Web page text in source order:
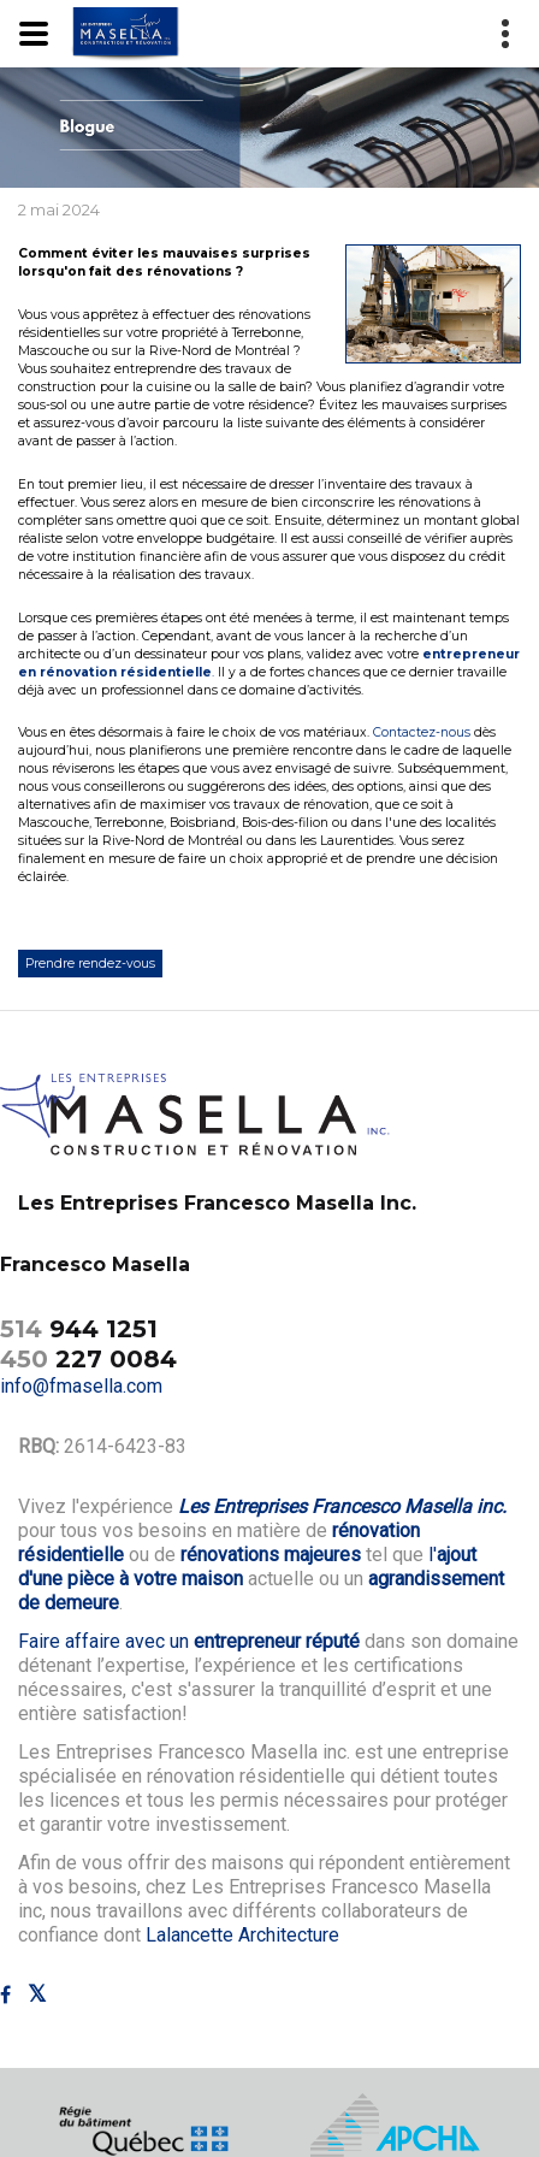
2 mai 2024
Comment éviter les mauvaises surprises
lorsqu'on fait des rénovations ?
Vous vous apprêtez à effectuer des rénovations
résidentielles sur votre propriété à Terrebonne,
Mascouche ou sur la Rive-Nord de Montréal ?
Vous souhaitez entreprendre des travaux de
construction pour la cuisine ou la salle de bain? Vous planifiez d’agrandir votre
sous-sol ou une autre partie de votre résidence? Évitez les mauvaises surprises
et assurez-vous d’avoir parcouru la liste suivante des éléments à considérer
avant de passer à l’action.
En tout premier lieu, il est nécessaire de dresser l’inventaire des travaux à
effectuer. Vous serez alors en mesure de bien circonscrire les rénovations à
compléter sans omettre quoi que ce soit. Ensuite, déterminez un montant global
réaliste selon votre enveloppe budgétaire. Il est aussi conseillé de vérifier auprès
de votre institution financière afin de vous assurer que vous disposez du crédit
nécessaire à la réalisation des travaux.
Lorsque ces premières étapes ont été menées à terme, il est maintenant temps
de passer à l’action. Cependant, avant de vous lancer à la recherche d’un
architecte ou d’un dessinateur pour vos plans, validez avec votre entrepreneur
en rénovation résidentielle Il y a de fortes chances que ce dernier travaille
déjà avec un professionnel dans ce domaine d’activités.
Vous en êtes désormais à faire le choix de vos matériaux. Contactez-nous dès
aujourd’hui, nous planifierons une première rencontre dans le cadre de laquelle
nous réviserons les étapes que vous avez envisagé de suivre. Subséquemment,
nous vous conseillerons ou suggérerons des idées, des options, ainsi que des
alternatives afin de maximiser vos travaux de rénovation, que ce soit à
Mascouche, Terrebonne, Boisbriand, Bois-des-filion ou dans l'une des localités
situées sur la Rive-Nord de Montréal ou dans les Laurentides. Vous serez
finalement en mesure de faire un choix approprié et de prendre une décision
éclairée.
Prendre rendez-vous
Les Entreprises Francesco Masella Inc.
Francesco Masella
514 944 1251
450 227 0084
info@fmasella.com
RBQ: 2614-6423-83
Vivez l'expérience Les Entreprises Francesco Masella inc.
pour tous vos besoins en matière de rénovation
résidentielle ou de rénovations majeures tel que l'ajout
d'une pièce à votre maison actuelle ou un agrandissement
de demeure.
Faire affaire avec un entrepreneur réputé dans son domaine
détenant l’expertise, l’expérience et les certifications
nécessaires, c'est s'assurer la tranquillité d’esprit et une
entière satisfaction!
Les Entreprises Francesco Masella inc. est une entreprise
spécialisée en rénovation résidentielle qui détient toutes
les licences et tous les permis nécessaires pour protéger
et garantir votre investissement.
Afin de vous offrir des maisons qui répondent entièrement
à vos besoins, chez Les Entreprises Francesco Masella
inc, nous travaillons avec différents collaborateurs de
confiance dont Lalancette Architecture